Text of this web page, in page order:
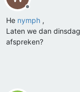
Offline
He nymph ,
Laten we dan
afspreken?